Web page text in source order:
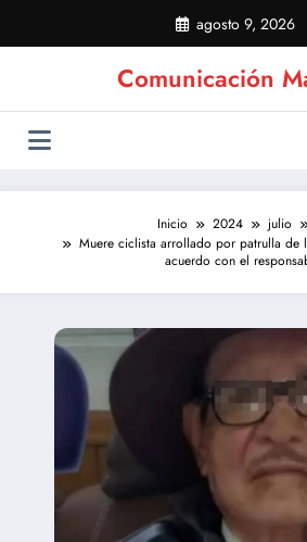
contenido
agosto 9, 2026
Comunicación
Inicio 2024 julio
Muere ciclista arrollado por patrulla de
acuerdo con el